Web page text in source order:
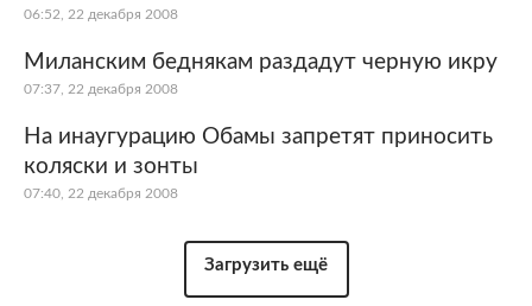
06:52, 22 декабря 2008
Миланским беднякам раздадут черную икру
07:37, 22 декабря 2008
На инаугурацию Обамы запретят приносить
коляски и зонты
07:40, 22 декабря 2008
Загрузить ещё